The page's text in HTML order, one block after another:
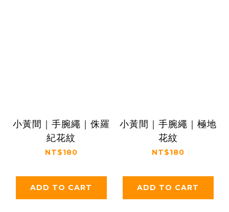
小黃間｜手腕繩｜侏羅
紀花紋
NT$180
ADD TO CART
小黃間｜手腕繩｜極地
花紋
NT$180
ADD TO CART